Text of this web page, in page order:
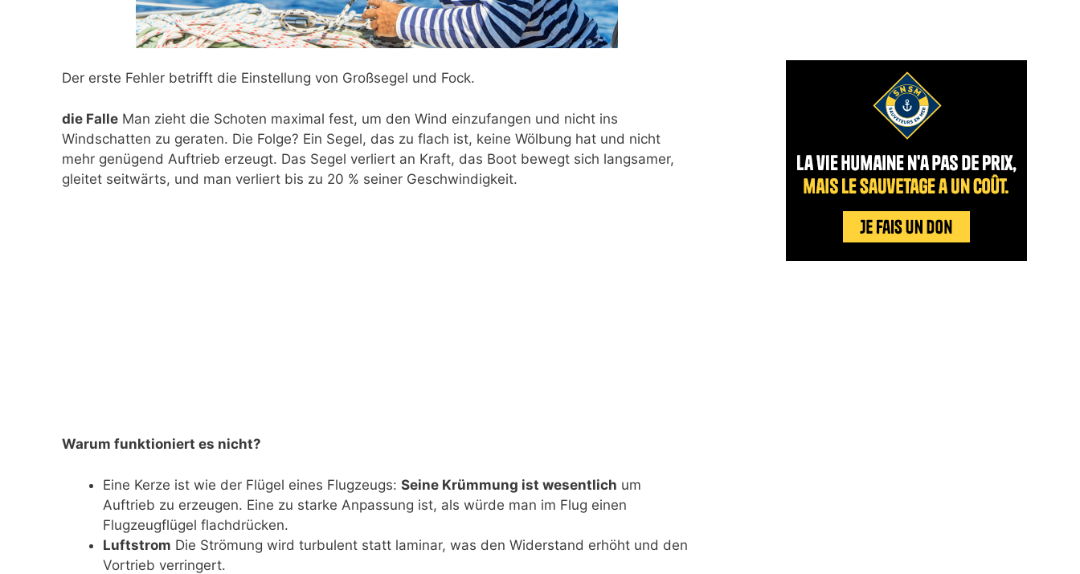
Der erste Fehler betrifft die Einstellung von Großsegel und Fock.
die Falle Man zieht die Schoten maximal fest, um den Wind einzufangen und nicht ins
Windschatten zu geraten. Die Folge? Ein Segel, das zu flach ist, keine Wölbung hat und nicht
mehr genügend Auftrieb erzeugt. Das Segel verliert an Kraft, das Boot bewegt sich langsamer,
gleitet seitwärts, und man verliert bis zu 20 % seiner Geschwindigkeit.
Warum funktioniert es nicht?
Eine Kerze ist wie der Flügel eines Flugzeugs: Seine Krümmung ist wesentlich um
Auftrieb zu erzeugen. Eine zu starke Anpassung ist, als würde man im Flug einen
Flugzeugflügel flachdrücken.
Luftstrom Die Strömung wird turbulent statt laminar, was den Widerstand erhöht und den
Vortrieb verringert.